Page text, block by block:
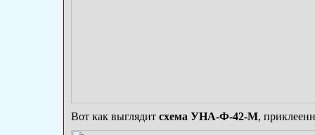
Вот как выглядит схема УНА-Ф-42-М,